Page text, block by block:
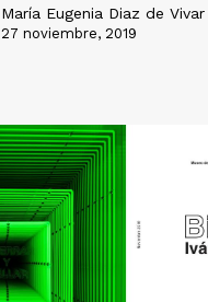
María Eugenia Diaz de Vivar
27 noviembre, 2019